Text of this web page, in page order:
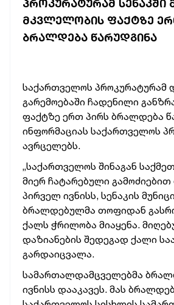
ᲐᲛᲘᲜᲓᲘ
ᲡᲐᲛᲮᲔᲓᲠᲝ
ᲠᲔᲒᲘᲝᲜᲘ
ᲞᲐᲠᲚᲐᲛᲔᲜᲢᲘ
ᲞᲠᲝᲙᲣᲠᲐᲢᲣᲠᲐᲛ ᲡᲔᲜᲐᲙᲨᲘ
ᲛᲙᲕᲚᲔᲚᲝᲑᲘᲡ ᲤᲐᲥᲢᲖᲔ
ᲑᲠᲐᲚᲓᲔᲑᲐ ᲬᲐᲠᲣᲓᲒᲘᲜᲐ
საქართველოს პროკურატურამ
გარემოებაში ჩადენილი
ფაქტზე ერთ პირს ბრალდება
ინფორმაციას საქართველოს
ავრცელებს.
„საქართველოს შინაგან
მიერ ჩატარებული გამოძიებით
პირველ ივნისს, სენაკის
ბრალდებულმა თოფიდან
ქალს ჭრილობა მიაყენა.
დაზიანების შედეგად ქალი
გარდაიცვალა.
სამართალდამცველებმა
ივნისს დააკავეს. მას